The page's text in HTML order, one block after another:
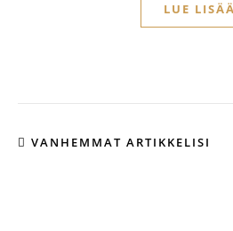
LUE LISÄÄ
VANHEMMAT ARTIKKELISI